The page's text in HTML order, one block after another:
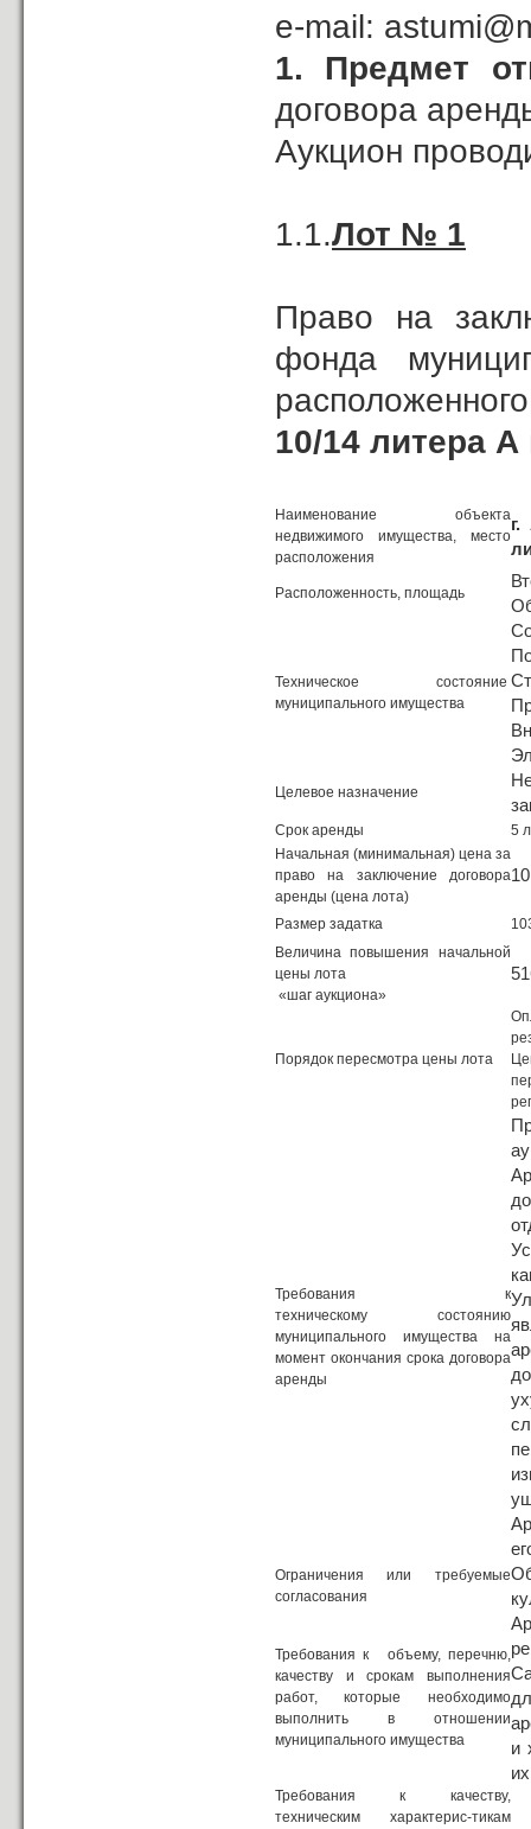
e-mail:
1. Предмет
договора
Аукцион
1.1.Лот № 1
Право на
фонда
10/14 литера
Наименование объекта
недвижимого имущества, место
расположения
Расположенность, площадь
Техническое состояние
муниципального имущества
Целевое назначение
Срок аренды
5
Начальная (минимальная) цена за
право на заключение договора
аренды (цена лота)
Размер задатка
Величина повышения начальной
цены лота
«шаг аукциона»
Порядок пересмотра цены лота
Требования к
техническому состоянию
муниципального имущества на
момент окончания срока договора
аренды
Ограничения или требуемые
согласования
Требования к объему, перечню,
качеству и срокам выполнения
работ, которые необходимо
выполнить в отношении
муниципального имущества
и
Требования к качеству,
техническим характерис-тикам